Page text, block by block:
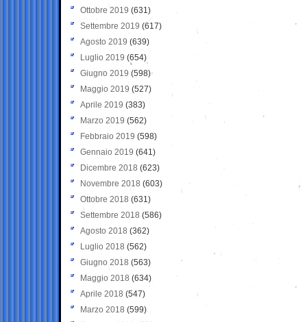
Ottobre 2019 (631)
Settembre 2019 (617)
Agosto 2019 (639)
Luglio 2019 (654)
Giugno 2019 (598)
Maggio 2019 (527)
Aprile 2019 (383)
Marzo 2019 (562)
Febbraio 2019 (598)
Gennaio 2019 (641)
Dicembre 2018 (623)
Novembre 2018 (603)
Ottobre 2018 (631)
Settembre 2018 (586)
Agosto 2018 (362)
Luglio 2018 (562)
Giugno 2018 (563)
Maggio 2018 (634)
Aprile 2018 (547)
Marzo 2018 (599)